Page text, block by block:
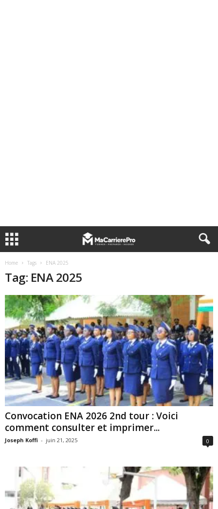
Home Tags ENA 2025
Tag: ENA 2025
Convocation ENA 2026 2nd tour : Voici
comment consulter et imprimer...
Joseph Koffi - juin 21, 2025 0